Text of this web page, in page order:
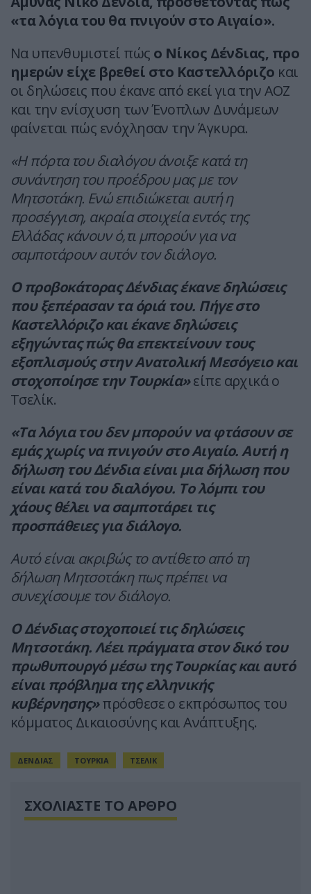
«τα λόγια του θα πνιγούν στο Αιγαίο».
Να υπενθυμιστεί πώς ο Νίκος Δένδιας, προ
ημερών είχε βρεθεί στο Καστελλόριζο και
οι δηλώσεις που έκανε από εκεί για την ΑΟΖ
και την ενίσχυση των Ένοπλων Δυνάμεων
φαίνεται πώς ενόχλησαν την Άγκυρα.
«Η πόρτα του διαλόγου άνοιξε κατά τη
συνάντηση του προέδρου μας με τον
Μητσοτάκη. Ενώ επιδιώκεται αυτή η
προσέγγιση, ακραία στοιχεία εντός της
Ελλάδας κάνουν ό,τι μπορούν για να
σαμποτάρουν αυτόν τον διάλογο.
Ο προβοκάτορας Δένδιας έκανε δηλώσεις
που ξεπέρασαν τα όριά του. Πήγε στο
Καστελλόριζο και έκανε δηλώσεις
εξηγώντας πώς θα επεκτείνουν τους
εξοπλισμούς στην Ανατολική Μεσόγειο και
στοχοποίησε την Τουρκία»είπε αρχικά ο
Τσελίκ.
«Τα λόγια του δεν μπορούν να φτάσουν σε
εμάς χωρίς να πνιγούν στο Αιγαίο. Αυτή η
δήλωση του Δένδια είναι μια δήλωση που
είναι κατά του διαλόγου. Το λόμπι του
χάους θέλει να σαμποτάρει τις
προσπάθειες για διάλογο.
Αυτό είναι ακριβώς το αντίθετο από τη
δήλωση Μητσοτάκη πως πρέπει να
συνεχίσουμε τον διάλογο.
Ο Δένδιας στοχοποιεί τις δηλώσεις
Μητσοτάκη. Λέει πράγματα στον δικό του
πρωθυπουργό μέσω της Tουρκίας και αυτό
είναι πρόβλημα της ελληνικής
κυβέρνησης»πρόσθεσε ο εκπρόσωπος του
κόμματος Δικαιοσύνης και Ανάπτυξης.
ΔΕΝΔΙΑΣ ΤΟΥΡΚΙΑ ΤΣΕΛΙΚ
ΣΧΟΛΙΑΣΤΕ ΤΟ ΑΡΘΡΟ